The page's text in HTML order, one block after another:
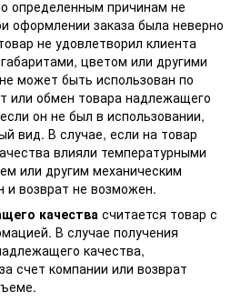
определенным причинам не
оформлении заказа была неверно
не удовлетворил клиента
цветом или другими
может быть использован по
или обмен товара надлежащего
он не был в использовании,
вид. В случае, если на товар
влияли температурными
или другим механическим
и возврат не возможен.
качества считается товар с
В случае получения
качества,
счет компании или возврат